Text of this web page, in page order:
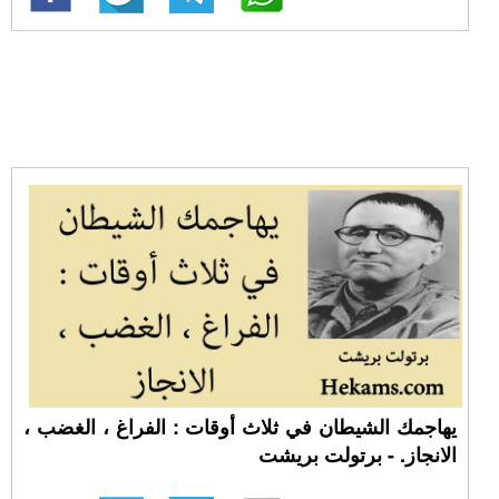
يهاجمك الشيطان في ثلاث أوقات : الفراغ ، الغضب ،
الانجاز. - برتولت بريشت